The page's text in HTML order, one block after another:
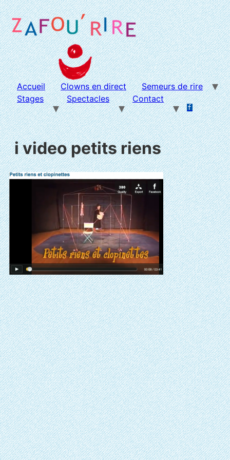
Aller
au
contenu
Accueil Clowns en direct
Semeurs de rire
Stages
Spectacles Contact
f
i video petits riens